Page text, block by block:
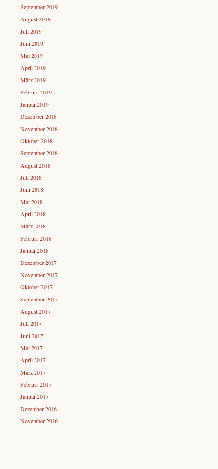
September 2019
August 2019
Juli 2019
Juni 2019
Mai 2019
April 2019
März 2019
Februar 2019
Januar 2019
Dezember 2018
November 2018
Oktober 2018
September 2018
August 2018
Juli 2018
Juni 2018
Mai 2018
April 2018
März 2018
Februar 2018
Januar 2018
Dezember 2017
November 2017
Oktober 2017
September 2017
August 2017
Juli 2017
Juni 2017
Mai 2017
April 2017
März 2017
Februar 2017
Januar 2017
Dezember 2016
November 2016